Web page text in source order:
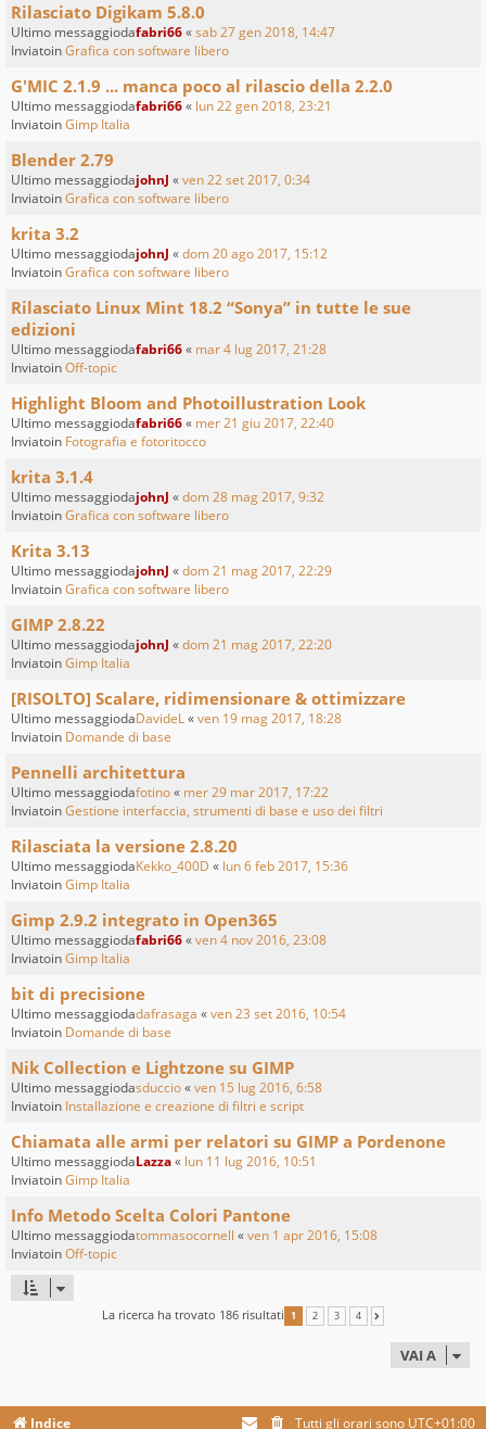
Rilasciato Digikam 5.8.0
Ultimo messaggiodafabri66«sab 27 gen 2018, 14:47
InviatoinGrafica con software libero
G'MIC 2.1.9 ... manca poco al rilascio della 2.2.0
Ultimo messaggiodafabri66« lun 22 gen 2018, 23:21
InviatoinGimp Italia
Blender 2.79
Ultimo messaggiodajohnJ «ven 22 set 2017, 0:34
InviatoinGrafica con software libero
krita 3.2
Ultimo messaggiodajohnJ «dom 20 ago 2017, 15:12
InviatoinGrafica con software libero
Rilasciato Linux Mint 18.2 “Sonya” in tutte le sue
edizioni
Ultimo messaggiodafabri66« mar 4 lug 2017, 21:28
InviatoinOff-topic
Highlight Bloom and Photoillustration Look
Ultimo messaggiodafabri66« mer 21 giu 2017, 22:40
Inviatoin Fotografia e fotoritocco
krita 3.1.4
Ultimo messaggiodajohnJ «dom 28 mag 2017, 9:32
InviatoinGrafica con software libero
Krita 3.13
Ultimo messaggiodajohnJ «dom 21 mag 2017, 22:29
InviatoinGrafica con software libero
GIMP 2.8.22
Ultimo messaggiodajohnJ «dom 21 mag 2017, 22:20
InviatoinGimp Italia
[RISOLTO] Scalare, ridimensionare & ottimizzare
Ultimo messaggiodaDavideL«ven 19 mag 2017, 18:28
Inviatoin Domande di base
Pennelli architettura
Ultimo messaggiodafotino« mer 29 mar 2017, 17:22
InviatoinGestione interfaccia, strumenti di base e uso dei filtri
Rilasciata la versione 2.8.20
Ultimo messaggiodaKekko_400D « lun 6 feb 2017, 15:36
InviatoinGimp Italia
Gimp 2.9.2 integrato in Open365
Ultimo messaggiodafabri66«ven 4 nov 2016, 23:08
InviatoinGimp Italia
bit di precisione
Ultimo messaggiodadafrasaga «ven 23 set 2016, 10:54
Inviatoin Domande di base
Nik Collection e Lightzone su GIMP
Ultimo messaggiodasduccio«ven 15 lug 2016, 6:58
Inviatoin Installazione e creazione di filtri e script
Chiamata alle armi per relatori su GIMP a Pordenone
Ultimo messaggiodaLazza« lun 11 lug 2016, 10:51
InviatoinGimp Italia
Info Metodo Scelta Colori Pantone
Ultimo messaggiodatommasocornell «ven 1 apr 2016, 15:08
InviatoinOff-topic
La ricerca ha trovato 186 risultati 1 2 3 4
VAI A
Indice Tutti gli orari sono UTC+01:00